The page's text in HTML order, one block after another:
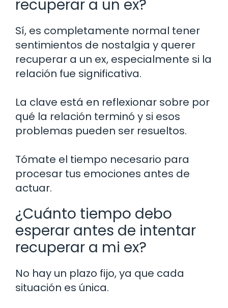
recuperar a un ex?
Sí, es completamente normal tener
sentimientos de nostalgia y querer
recuperar a un ex, especialmente si la
relación fue significativa.
La clave está en reflexionar sobre por
qué la relación terminó y si esos
problemas pueden ser resueltos.
Tómate el tiempo necesario para
procesar tus emociones antes de
actuar.
¿Cuánto tiempo debo
esperar antes de intentar
recuperar a mi ex?
No hay un plazo fijo, ya que cada
situación es única.